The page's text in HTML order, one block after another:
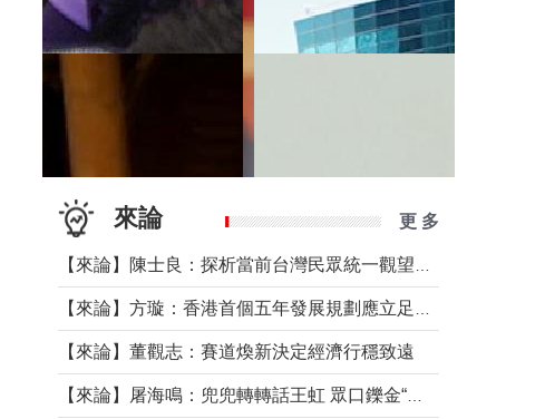
來論 更 多
【來論】董觀志：賽道煥新決定經濟行穩致遠